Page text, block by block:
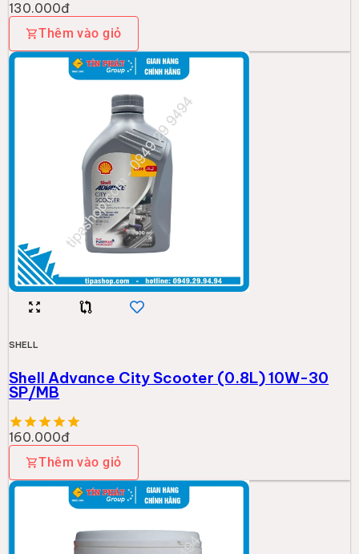
130.000đ
Thêm vào giỏ
SHELL
Shell Advance City Scooter (0.8L) 10W-30
SP/MB
160.000đ
Thêm vào giỏ